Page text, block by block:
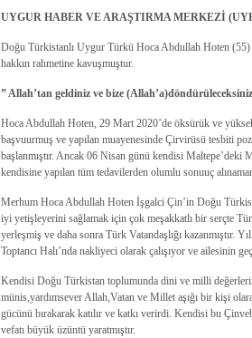
UYGUR HABER VE ARAŞTIRMA MERKEZİ
Doğu Türkistanlı Uygur Türkü Hoca Abdullah Hoten (55)
hakkın rahmetine kavuşmuştur.
” Allah’tan geldiniz ve bize
Hoca Abdullah Hoten, 29 Mart 2020’de öksürük ve
başvuurmuş ve yapılan muayenesinde Çirvirüsü tesbiti
başlanmıştır. Ancak 06 Nisan günü kendisi
kendisine yapılan tüm tedavilerden olumlu sonuuç
Merhum Hoca Abdullah Hoten İşgalci Çin’in Doğu
iyi yetişleyerini sağlamak için çok meşakkatlı bir serçte
yerleşmiş ve daha sonra Türk Vatandaşlığı kazanmıştır.
Toptancı Halı’nda nakliyeci olarak çalışıyor ve ailesinin
Kendisi Doğu Türkistan toplumunda dini ve milli
münis,yardımsever Allah,Vatan ve Millet aşığı bir kişi
gücünü bırakarak katılır ve katkı verirdi. Kendisi bu
vefatı büyük üzüntü yaratmıştır.